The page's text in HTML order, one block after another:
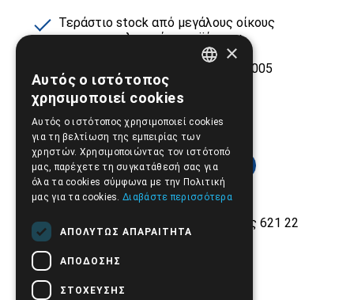
Τεράστιο stock από μεγάλους οίκους
ιατροτεχνολογικών προϊόντων
Εμπειρία και αξιοπιστία από το 2005
Εθνικής Αντίστασης 42, Σέρρες 621 22
×
Αυτός ο ιστότοπος
χρησιμοποιεί cookies
Αυτός ο ιστότοπος χρησιμοποιεί cookies
για τη βελτίωση της εμπειρίας των
χρηστών. Χρησιμοποιώντας τον ιστότοπό
μας, παρέχετε τη συγκατάθεσή σας για
όλα τα cookies σύμφωνα με την Πολιτική
μας για τα cookies. Διαβάστε περισσότερα
ΑΠΟΛΎΤΩΣ ΑΠΑΡΑΊΤΗΤΑ
ΑΠΌΔΟΣΗΣ
ΣΤΌΧΕΥΣΗΣ